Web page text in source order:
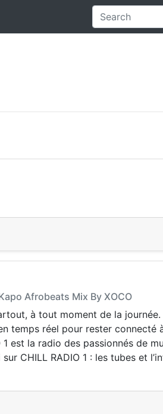
Afrobeats Mix By XOCO
à tout moment de la
temps réel pour rester connecté
est la radio des passionnés de
CHILL RADIO 1 : les tubes et